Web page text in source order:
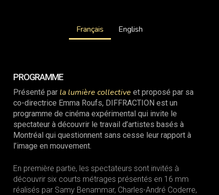
Français English
PROGRAMME
Présenté par la lumière collective et proposé par sa
co-directrice Emma Roufs, DIFFRACTION est un
programme de cinéma expérimental qui invite le
spectateur à découvrir le travail d’artistes basés à
Montréal qui questionnent sans cesse leur rapport à
l’image en mouvement.
En première partie, les spectateurs sont invités à
découvrir six courts métrages présentés en 16 mm
réalisés par Samy Benammar, Charles-André Coderre,